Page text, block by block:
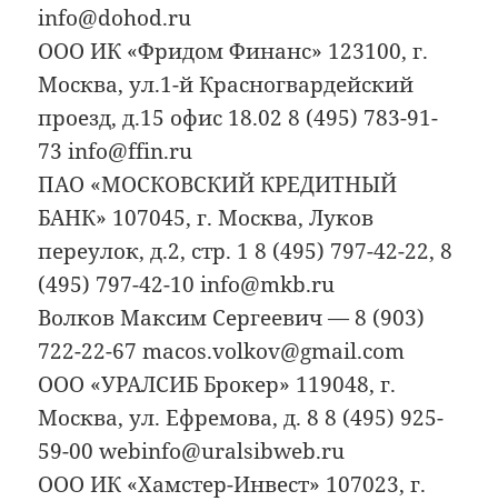
info@dohod.ru
ООО ИК «Фридом Финанс» 123100, г.
Москва, ул.1-й Красногвардейский
проезд, д.15 офис 18.02 8 (495) 783-91-
73 info@ffin.ru
ПАО «МОСКОВСКИЙ КРЕДИТНЫЙ
БАНК» 107045, г. Москва, Луков
переулок, д.2, стр. 1 8 (495) 797-42-22, 8
(495) 797-42-10 info@mkb.ru
Волков Максим Сергеевич — 8 (903)
722-22-67 macos.volkov@gmail.com
ООО «УРАЛСИБ Брокер» 119048, г.
Москва, ул. Ефремова, д. 8 8 (495) 925-
59-00 webinfo@uralsibweb.ru
ООО ИК «Хамстер-Инвест» 107023, г.